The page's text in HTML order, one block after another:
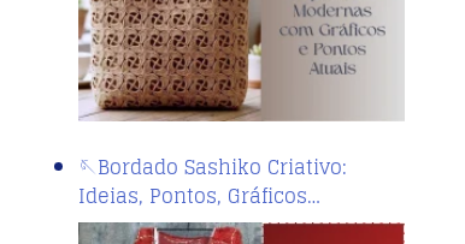
🪡Bordado Sashiko Criativo:
Ideias, Pontos, Gráficos…